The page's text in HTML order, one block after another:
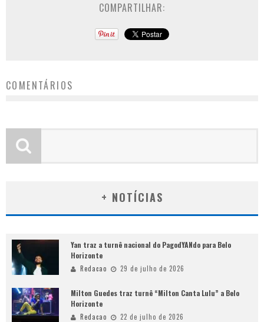
COMPARTILHAR:
COMENTÁRIOS
+ NOTÍCIAS
Yan traz a turnê nacional do PagodYANdo para Belo
Horizonte
Redacao 29 de julho de 2026
Milton Guedes traz turnê “Milton Canta Lulu” a Belo
Horizonte
Redacao 22 de julho de 2026